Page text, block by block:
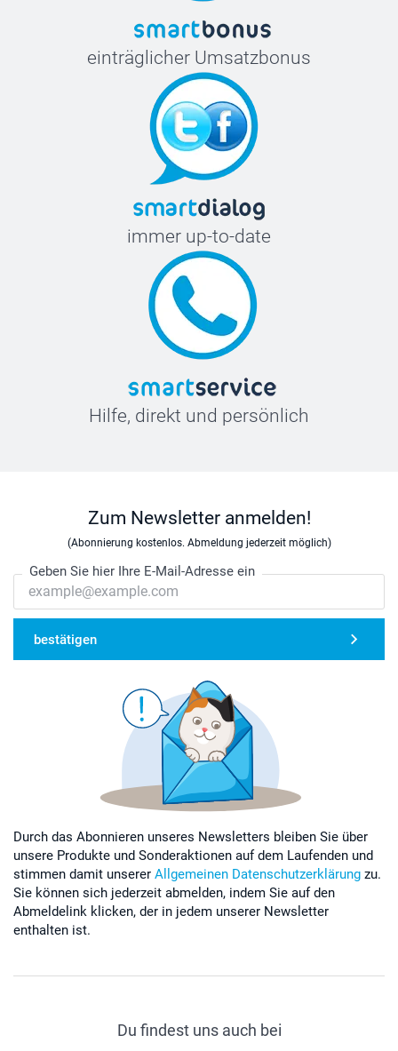
einträglicher Umsatzbonus
immer up-to-date
Hilfe, direkt und persönlich
Zum Newsletter anmelden!
(Abonnierung kostenlos. Abmeldung jederzeit möglich)
Geben Sie hier Ihre E-Mail-Adresse ein
bestätigen
Durch das Abonnieren unseres Newsletters bleiben Sie über
unsere Produkte und Sonderaktionen auf dem Laufenden und
stimmen damit unserer Allgemeinen Datenschutzerklärung zu.
Sie können sich jederzeit abmelden, indem Sie auf den
Abmeldelink klicken, der in jedem unserer Newsletter
enthalten ist.
Du findest uns auch bei